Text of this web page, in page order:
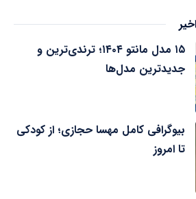
۱۵ مدل مانتو ۱۴۰۴؛ ترندی‌ترین و
جدیدترین مدل‌ها
بیوگرافی کامل مهسا حجازی؛ از کودکی
تا امروز